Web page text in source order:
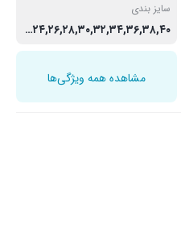
سایز بندی
۲۰,۲۲,۲۴,۲۶,۲۸,۳۰,۳۲,۳۴,۳۶,۳۸,۴۰
مشاهده همه ویژگی‌ها